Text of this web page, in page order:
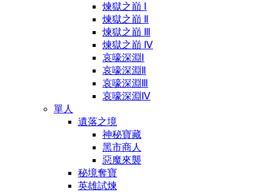
煉獄之巔 Ⅰ
煉獄之巔 Ⅱ
煉獄之巔 Ⅲ
煉獄之巔 Ⅳ
哀嚎深淵Ⅰ
哀嚎深淵Ⅱ
哀嚎深淵Ⅲ
哀嚎深淵Ⅳ
單人
遺落之境
神秘寶藏
黑市商人
惡魔來襲
秘境奪寶
英雄試煉